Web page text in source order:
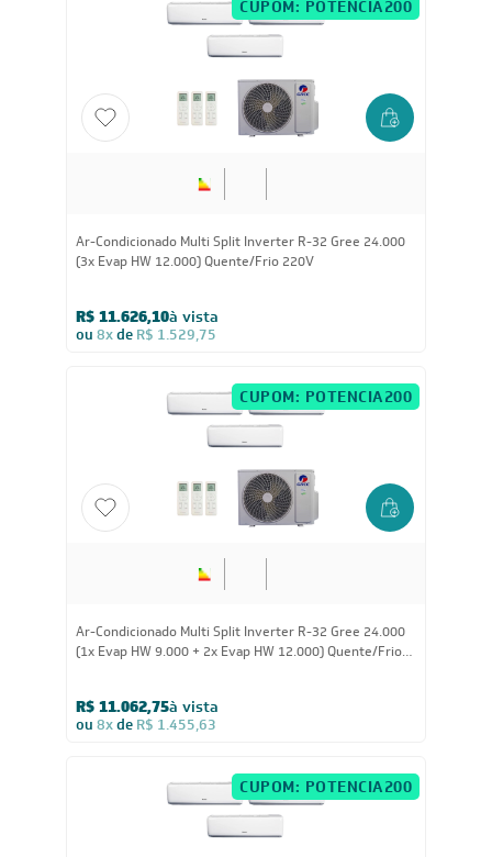
CUPOM: POTENCIA100
Ar-Condicionado Multi Split Inverter R-32 Gree 24.000
(2x Evap HW 12.000) Quente/Frio 220V
R$ 9.857,20à vista
ou 8xde R$ 1.297,00
Ar Condicionado Split HW G-Top Auto Inverter Wi-Fi
Gree 12.000 BTUs Quente/Frio 220V
R$ 2.364,55à vista
ou 8xde R$ 311,13